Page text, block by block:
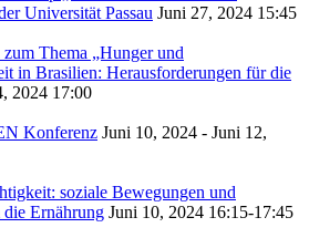
Universität Passau Juni 27, 2024 15:45
Thema „Hunger und
in Brasilien: Herausforderungen für die
2024 17:00
Konferenz Juni 10, 2024 - Juni 12,
soziale Bewegungen und
Ernährung Juni 10, 2024 16:15-17:45